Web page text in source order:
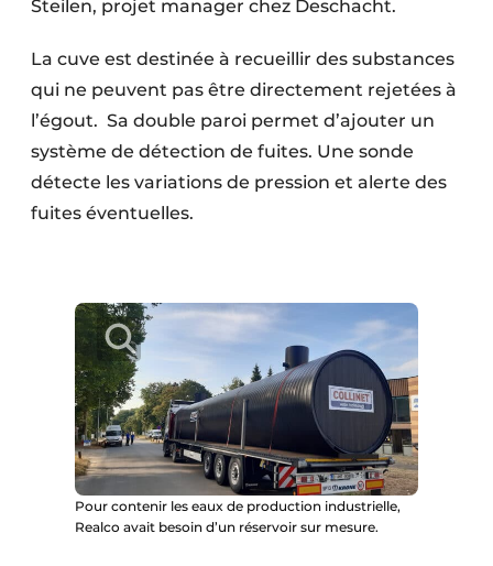
Steilen, projet manager chez Deschacht.
La cuve est destinée à recueillir des substances
qui ne peuvent pas être directement rejetées à
l’égout. Sa double paroi permet d’ajouter un
système de détection de fuites. Une sonde
détecte les variations de pression et alerte des
fuites éventuelles.
Pour contenir les eaux de production industrielle,
Realco avait besoin d’un réservoir sur mesure.